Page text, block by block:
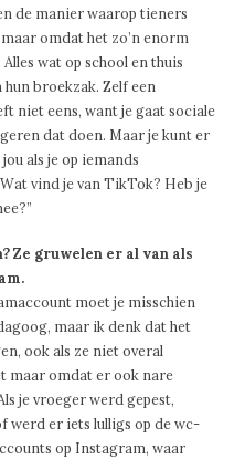
de manier waarop tieners
omdat het zo’n enorm
wat op school en thuis
broekzak. Zelf een
niet eens, want je gaat sociale
dat doen. Maar je kunt er
als je op iemands
vind je van TikTok? Heb je
Ze gruwelen er al van als
moet je misschien
maar ik denk dat het
ook als ze niet overal
maar omdat er ook nare
je vroeger werd gepest,
werd er iets lulligs op de wc-
op Instagram, waar